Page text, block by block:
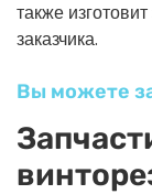
также
заказчика.
Вы можете